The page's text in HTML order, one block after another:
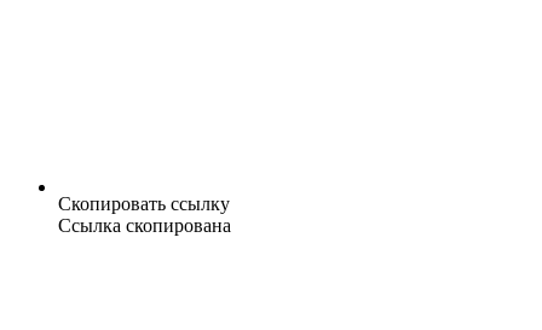
Скопировать ссылку
Ссылка скопирована